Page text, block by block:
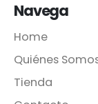
Navega
Home
Quiénes
Tienda